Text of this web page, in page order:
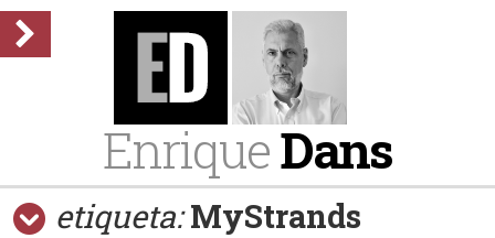
EnriqueDans
etiqueta: MyStrands